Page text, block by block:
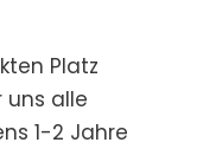
Platz
alle
1-2 Jahre